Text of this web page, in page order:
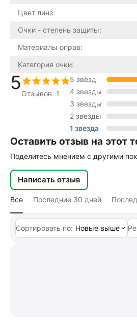
Цвет линз:
Очки - степень защиты:
Материалы оправ:
Категория очки:
5Отзывов: 1
5 звёзд
4 звезды
3 звезды
2 звезды
1 звезда
Оставить отзыв на этот
Поделитесь мнением с другими
Написать отзыв
Все Последние 30 дней
Сортировать по: Новые выше